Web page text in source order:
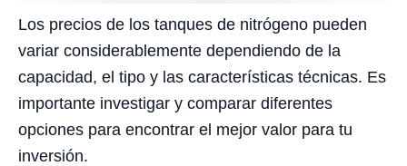
Los precios de los tanques de nitrógeno pueden
variar considerablemente dependiendo de la
capacidad, el tipo y las características técnicas. Es
importante investigar y comparar diferentes
opciones para encontrar el mejor valor para tu
inversión.